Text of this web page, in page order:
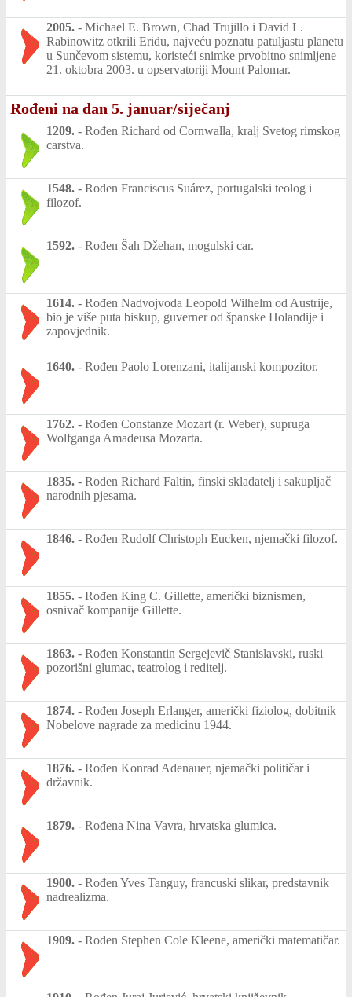
2005. - Michael E. Brown, Chad Trujillo i David L.
Rabinowitz otkrili Eridu, najveću poznatu patuljastu planetu
u Sunčevom sistemu, koristeći snimke prvobitno snimljene
21. oktobra 2003. u opservatoriji Mount Palomar.
Rođeni na dan 5. januar/siječanj
1209. - Rođen Richard od Cornwalla, kralj Svetog rimskog
carstva.
1548. - Rođen Franciscus Suárez, portugalski teolog i
filozof.
1592. - Rođen Šah Džehan, mogulski car.
1614. - Rođen Nadvojvoda Leopold Wilhelm od Austrije,
bio je više puta biskup, guverner od španske Holandije i
zapovjednik.
1640. - Rođen Paolo Lorenzani, italijanski kompozitor.
1762. - Rođen Constanze Mozart (r. Weber), supruga
Wolfganga Amadeusa Mozarta.
1835. - Rođen Richard Faltin, finski skladatelj i sakupljač
narodnih pjesama.
1846. - Rođen Rudolf Christoph Eucken, njemački filozof.
1855. - Rođen King C. Gillette, američki biznismen,
osnivač kompanije Gillette.
1863. - Rođen Konstantin Sergejevič Stanislavski, ruski
pozorišni glumac, teatrolog i reditelj.
1874. - Rođen Joseph Erlanger, američki fiziolog, dobitnik
Nobelove nagrade za medicinu 1944.
1876. - Rođen Konrad Adenauer, njemački političar i
državnik.
1879. - Rođena Nina Vavra, hrvatska glumica.
1900. - Rođen Yves Tanguy, francuski slikar, predstavnik
nadrealizma.
1909. - Rođen Stephen Cole Kleene, američki matematičar.